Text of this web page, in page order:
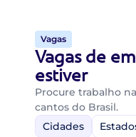
Vagas
Vagas de
estiver
Procure trabalho
cantos do Brasil.
Cidades